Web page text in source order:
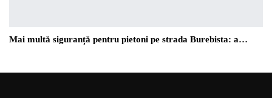
Mai multă siguranță pentru pietoni pe strada Burebista: a…